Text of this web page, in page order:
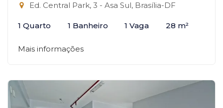
Ed. Central Park, 3 - Asa Sul, Brasília-DF
1 Quarto 1 Banheiro 1 Vaga 28 m²
Mais informações